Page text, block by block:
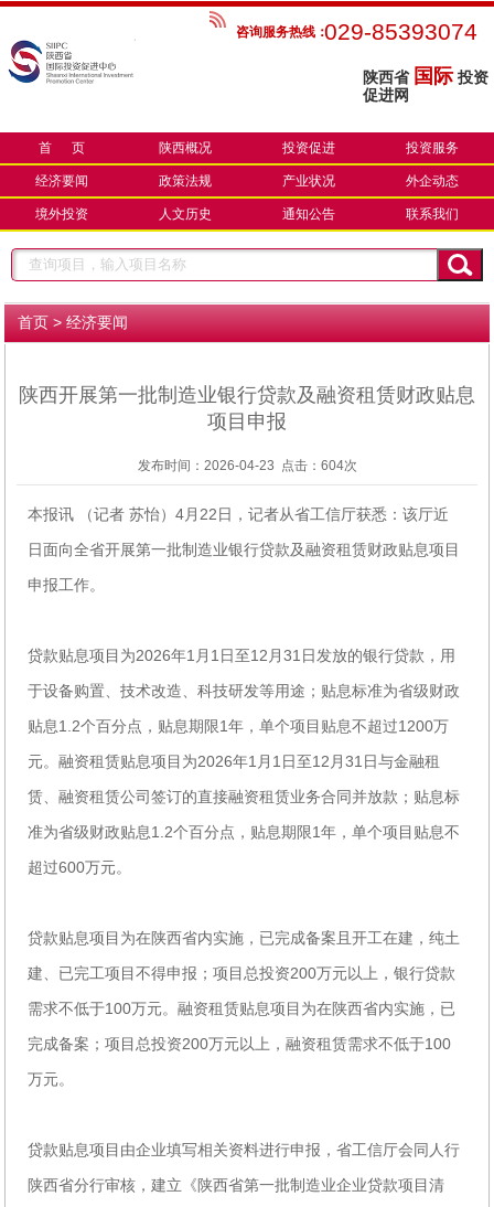
咨询服务热线：029-85393074
陕西省 国际 投资
促进网
首 页 陕西概况 投资促进 投资服务
经济要闻 政策法规 产业状况 外企动态
境外投资 人文历史 通知公告 联系我们
首页 > 经济要闻
陕西开展第一批制造业银行贷款及融资租赁财政贴息
项目申报
发布时间：2026-04-23 点击： 604次
本报讯 （记者 苏怡）4月22日，记者从省工信厅获悉：该厅近
日面向全省开展第一批制造业银行贷款及融资租赁财政贴息项目
申报工作。
贷款贴息项目为2026年1月1日至12月31日发放的银行贷款，用
于设备购置、技术改造、科技研发等用途；贴息标准为省级财政
贴息1.2个百分点，贴息期限1年，单个项目贴息不超过1200万
元。融资租赁贴息项目为2026年1月1日至12月31日与金融租
赁、融资租赁公司签订的直接融资租赁业务合同并放款；贴息标
准为省级财政贴息1.2个百分点，贴息期限1年，单个项目贴息不
超过600万元。
贷款贴息项目为在陕西省内实施，已完成备案且开工在建，纯土
建、已完工项目不得申报；项目总投资200万元以上，银行贷款
需求不低于100万元。融资租赁贴息项目为在陕西省内实施，已
完成备案；项目总投资200万元以上，融资租赁需求不低于100
万元。
贷款贴息项目由企业填写相关资料进行申报，省工信厅会同人行
陕西省分行审核，建立《陕西省第一批制造业企业贷款项目清